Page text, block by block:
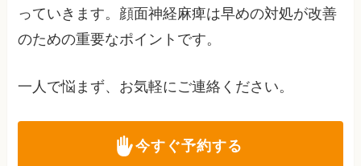
っていきます。顔面神経麻痺は早めの対処が改善
のための重要なポイントです。
一人で悩まず、お気軽にご連絡ください。
今すぐ予約する